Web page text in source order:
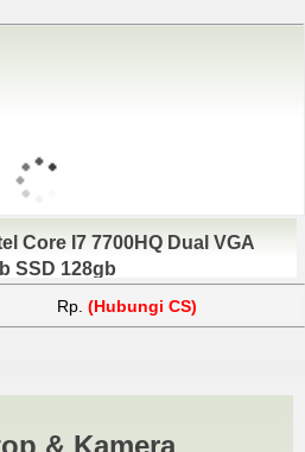
Core I7 7700HQ Dual VGA
SSD 128gb
Rp. (Hubungi CS)
& Kamera